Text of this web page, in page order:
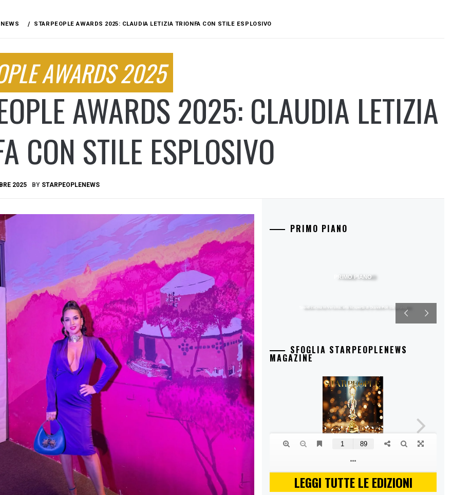
STARPEOPLE AWARDS 2025: CLAUDIA LETIZIA TRIONFA CON STILE ESPLOSIVO
AWARDS 2025
AWARDS 2025: CLAUDIA LETIZIA
CON STILE ESPLOSIVO
2025 BY STARPEOPLENEWS
PRIMO PIANO
Talenti cucina in Versilia: alla scoperta di Gianni Poli (da Bruno)
PRIMO PIANO
SFOGLIA STARPEOPLENEWS
MAGAZINE
LEGGI TUTTE LE EDIZIONI